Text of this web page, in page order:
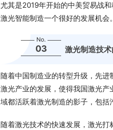
尤其是2019年开始的中美贸易战
激光智能制造一个很好的发展机会。
No.
03 激光制造技
随着中国制造业的转型升级，先
激光产业的发展，使得我国激光产
域都活跃着激光制造的影子，包
随着激光技术的快速发展，激光